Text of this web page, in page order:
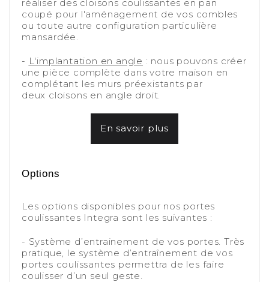
réaliser des cloisons coulissantes en pan
coupé pour l'aménagement de vos combles
ou toute autre configuration particulière
mansardée.
- L'implantation en angle : nous pouvons créer
une pièce complète dans votre maison en
complétant les murs préexistants par
deux cloisons en angle droit.
En savoir plus
Options
Les options disponibles pour nos portes
coulissantes Integra sont les suivantes :
- Système d’entrainement de vos portes. Très
pratique, le système d’entraînement de vos
portes coulissantes permettra de les faire
coulisser d’un seul geste.